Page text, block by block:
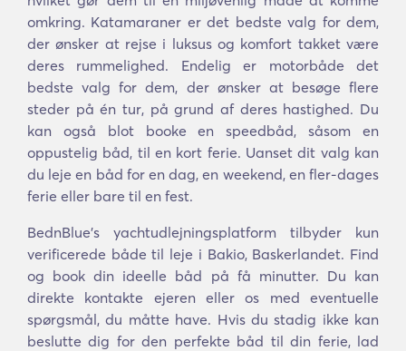
omkring. Katamaraner er det bedste valg for dem,
der ønsker at rejse i luksus og komfort takket være
deres rummelighed. Endelig er motorbåde det
bedste valg for dem, der ønsker at besøge flere
steder på én tur, på grund af deres hastighed. Du
kan også blot booke en speedbåd, såsom en
oppustelig båd, til en kort ferie. Uanset dit valg kan
du leje en båd for en dag, en weekend, en fler-dages
ferie eller bare til en fest.
BednBlue's yachtudlejningsplatform tilbyder kun
verificerede både til leje i Bakio, Baskerlandet. Find
og book din ideelle båd på få minutter. Du kan
direkte kontakte ejeren eller os med eventuelle
spørgsmål, du måtte have. Hvis du stadig ikke kan
beslutte dig for den perfekte båd til din ferie, lad